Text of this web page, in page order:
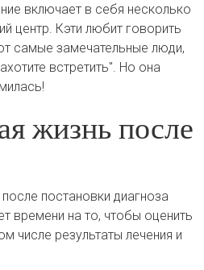
включает в себя несколько
центр. Кэти любит говорить
самые замечательные люди,
встретить". Но она
жизнь после
постановки диагноза
времени на то, чтобы оценить
числе результаты лечения и